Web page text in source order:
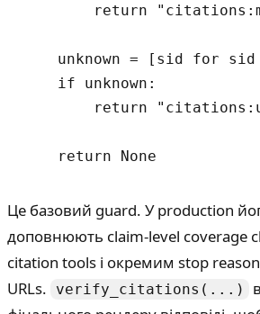
return
unknown = [sid for
    if unknown:
return
Це базовий guard. У production
доповнюють claim-level coverage
citation tools і окремим stop
URLs.
verify_citations(...)